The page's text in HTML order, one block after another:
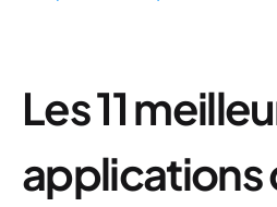
Les 11
applications